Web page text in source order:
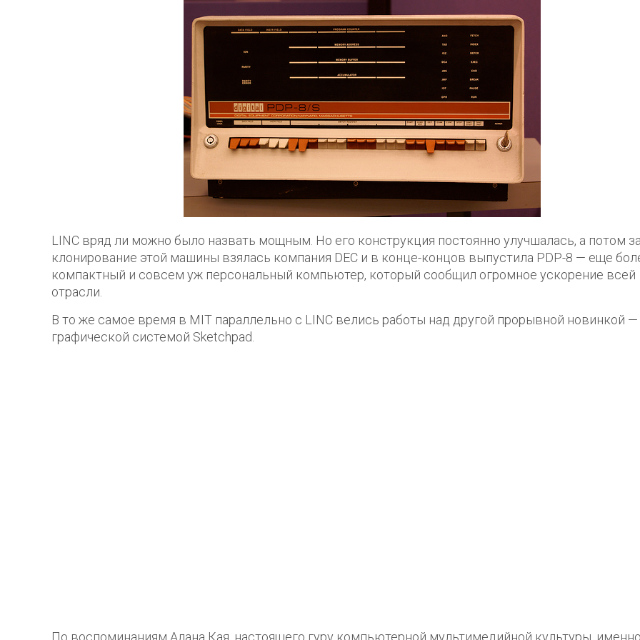
LINC вряд ли можно было назвать мощным. Но его конструкция постоянно улучшалась, а потом
клонирование этой машины взялась компания DEC и в конце-концов выпустила PDP-8 — еще
компактный и совсем уж персональный компьютер, который сообщил огромное ускорение всей
отрасли.
В то же самое время в MIT параллельно с LINC велись работы над другой прорывной новинкой —
графической системой Sketchpad.
По воспоминаниям Алана Кая, настоящего гуру компьютерной мультимедийной культуры,